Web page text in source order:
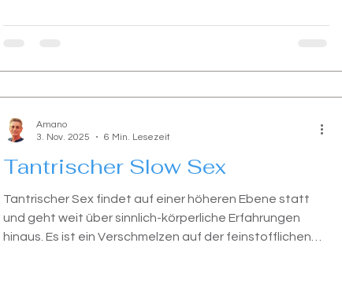
Tantrischer Slow Sex
Tantrischer Sex findet auf einer höheren Ebene statt
und geht weit über sinnlich-körperliche Erfahrungen
hinaus. Es ist ein Verschmelzen auf der feinstofflichen
Amano
3. Nov. 2025
6 Min. Lesezeit